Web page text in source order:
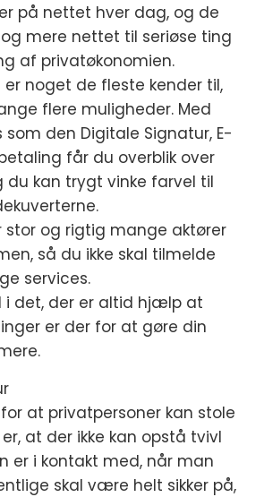
på nettet hver dag, og de
mere nettet til seriøse ting
af privatøkonomien.
er noget de fleste kender til,
flere muligheder. Med
den Digitale Signatur, E-
får du overblik over
du kan trygt vinke farvel til
stor og rigtig mange aktører
så du ikke skal tilmelde
services.
i det, der er altid hjælp at
er der for at gøre din
at privatpersoner kan stole
at der ikke kan opstå tvivl
er i kontakt med, når man
skal være helt sikker på,